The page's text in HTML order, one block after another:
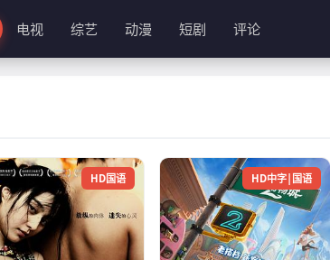
电视 综艺 动漫 短剧 评论
HD国语 HD中字|国语